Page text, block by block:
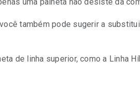
uma palheta não desiste da
também pode sugerir a
de linha superior, como a Linha